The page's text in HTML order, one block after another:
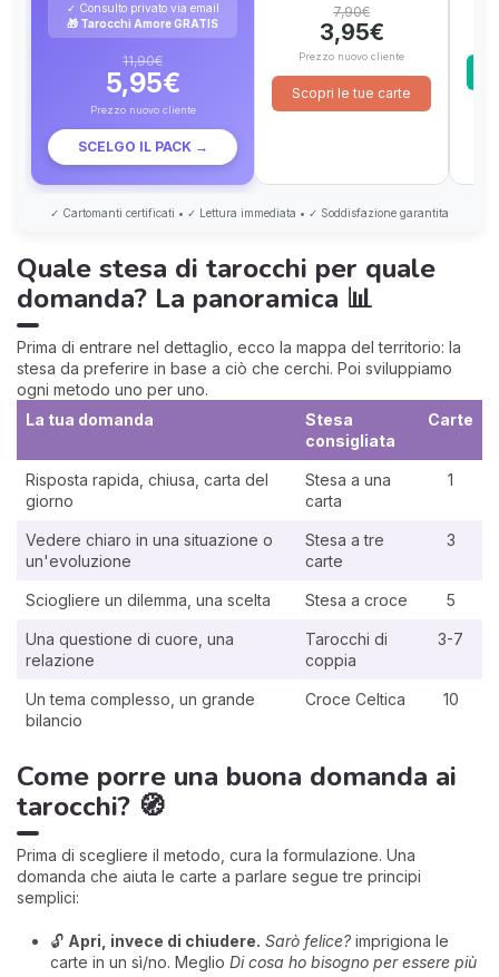
✓ Consulto privato via email
🎁 Tarocchi Amore GRATIS
11,90€
5,95€
Prezzo nuovo cliente
SCELGO IL PACK →
7,90€
3,95€
Prezzo nuovo cliente
Scopri le tue carte
✓ Cartomanti certificati • ✓ Lettura immediata • ✓ Soddisfazione garantita
Quale stesa di tarocchi per quale
domanda? La panoramica 📊
Prima di entrare nel dettaglio, ecco la mappa del territorio: la
stesa da preferire in base a ciò che cerchi. Poi sviluppiamo
ogni metodo uno per uno.
La tua domanda
Stesa
consigliata
Carte
Risposta rapida, chiusa, carta del
giorno
Stesa a una
carta
1
Vedere chiaro in una situazione o
un'evoluzione
Stesa a tre
carte
3
Sciogliere un dilemma, una scelta Stesa a croce 5
Una questione di cuore, una
relazione
Tarocchi di
coppia
3-7
Un tema complesso, un grande
bilancio
Croce Celtica 10
Come porre una buona domanda ai
tarocchi? 🧭
Prima di scegliere il metodo, cura la formulazione. Una
domanda che aiuta le carte a parlare segue tre principi
semplici:
🔓 Apri, invece di chiudere. Sarò felice? imprigiona le
carte in un sì/no. Meglio Di cosa ho bisogno per essere più